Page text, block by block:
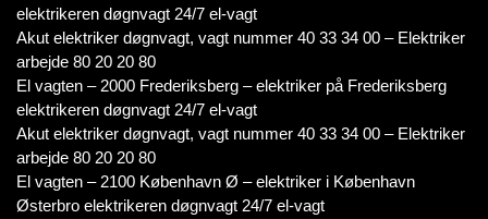
elektrikeren døgnvagt 24/7 el-vagt
Akut elektriker døgnvagt, vagt nummer 40 33 34 00 – Elektriker
arbejde 80 20 20 80
El vagten – 2000 Frederiksberg – elektriker på Frederiksberg
elektrikeren døgnvagt 24/7 el-vagt
Akut elektriker døgnvagt, vagt nummer 40 33 34 00 – Elektriker
arbejde 80 20 20 80
El vagten – 2100 København Ø – elektriker i København
Østerbro elektrikeren døgnvagt 24/7 el-vagt